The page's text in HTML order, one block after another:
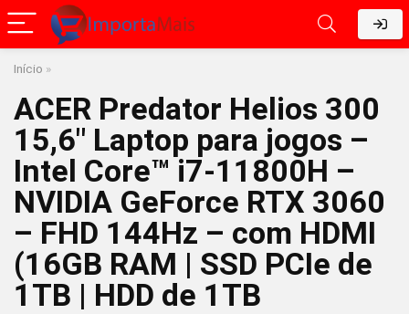
Início »
ACER Predator Helios 300
15,6″ Laptop para jogos –
Intel Core™ i7-11800H –
NVIDIA GeForce RTX 3060
– FHD 144Hz – com HDMI
(16GB RAM | SSD PCIe de
1TB | HDD de 1TB